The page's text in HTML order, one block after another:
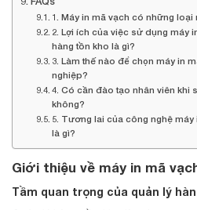
1. Máy in mã vạch có những loại
2. Lợi ích của việc sử dụng máy
hàng tồn kho là gì?
3. Làm thế nào để chọn máy in
nghiệp?
4. Có cần đào tạo nhân viên khi
không?
5. Tương lai của công nghệ
là gì?
Giới thiệu về máy in mã
Tầm quan trọng của quản lý